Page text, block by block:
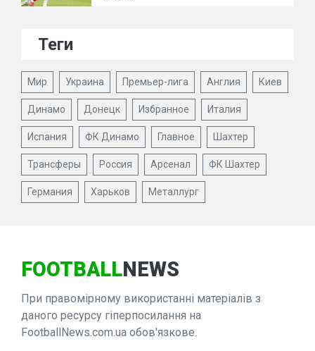
Теги
Мир Украина Премьер-лига Англия Киев
Динамо Донецк Избранное Италия
Испания ФК Динамо Главное Шахтер
Трансферы Россия Арсенал ФК Шахтер
Германия Харьков Металлург
FOOTBALLNEWS
При правомірному використанні матеріалів з
даного ресурсу гіперпосилання на
FootballNews.com.ua обов'язкове.